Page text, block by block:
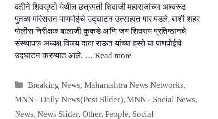
वतीने शिवसृष्टी येथील छत्रपती शिवाजी महाराजांच्या अश्वरूढ
पुतळा परिसरात पाणपोईचे उद्घाटन उत्साहात पार पडले. बार्शी शहर
पोलीस निरीक्षक बालाजी कुकडे आणि जय शिवराय प्रतिष्ठानचे
संस्थापक अध्यक्ष विजय दादा राऊत यांच्या हस्ते या पाणपोईचे
उद्घाटन करण्यात आले. … Read more
Categories
Breaking News,Maharashtra News Networks,
MNN - Daily News(Post Slider), MNN - Social News,
News, News Slider, Other, People, Social